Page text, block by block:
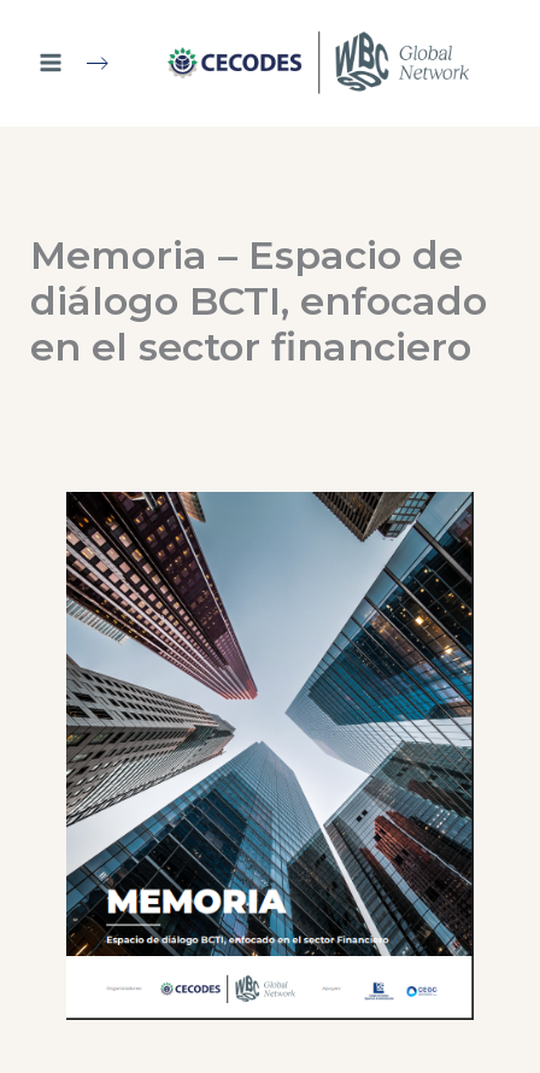
contenido
Memoria – Espacio de
diálogo BCTI, enfocado
en el sector financiero